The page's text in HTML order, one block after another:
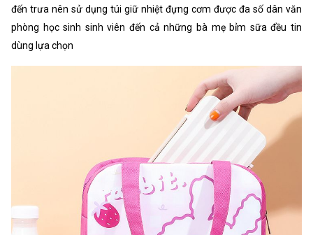
đến trưa nên sử dụng túi giữ nhiệt đựng cơm được đa số dân văn
phòng học sinh sinh viên đến cả những bà mẹ bỉm sữa đều tin
dùng lựa chọn